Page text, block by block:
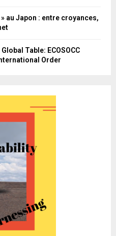
au Japon : entre croyances,
Table: ECOSOCC
Order